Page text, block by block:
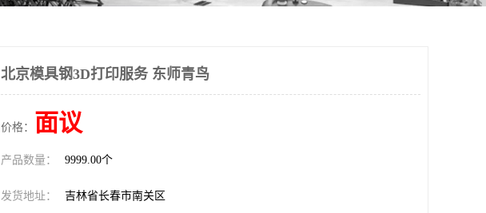
北京模具钢3D打印服务 东师青鸟
价格： 面议
产品数量： 9999.00个
发货地址： 吉林省长春市南关区